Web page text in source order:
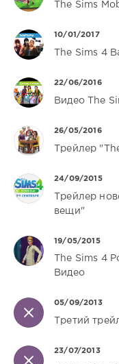
The Sims
10/01/2017
The Sims 4
22/06/2016
Видео The
26/05/2016
Трейлер
24/09/2015
Трейлер
вещи"
19/05/2015
The Sims 4
Видео
05/09/2013
Третий
23/07/2013